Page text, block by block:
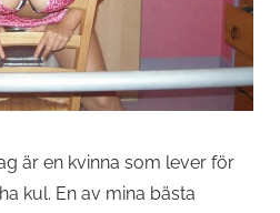
är en kvinna som lever för
kul. En av mina bästa